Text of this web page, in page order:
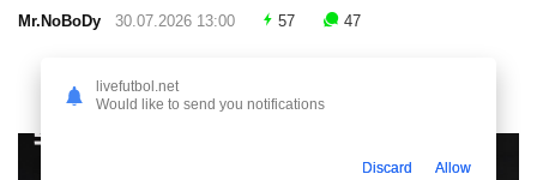
Mr.NoBoDy 30.07.2026 13:00 57 47
livefutbol.net
Would like to send you notifications
Discard Allow